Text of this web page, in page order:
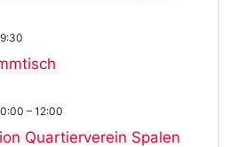
Quartierverein Spalen
– 12:00